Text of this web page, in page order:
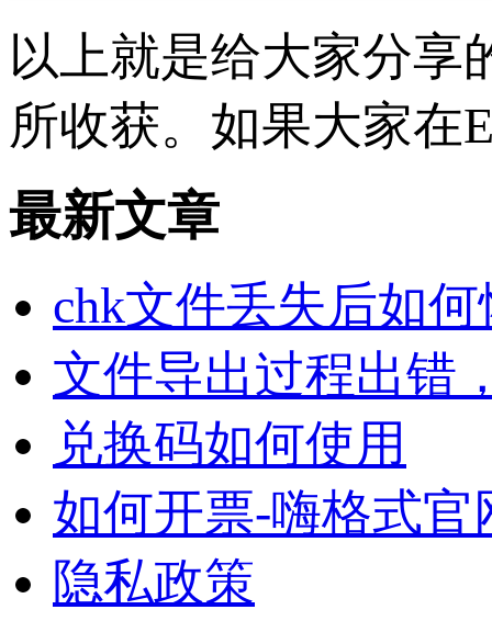
以上就是给大家分享
所收获。如果大家在
最新文章
chk文件丢失后如
文件导出过程出错
兑换码如何使用
如何开票-嗨格式官
隐私政策